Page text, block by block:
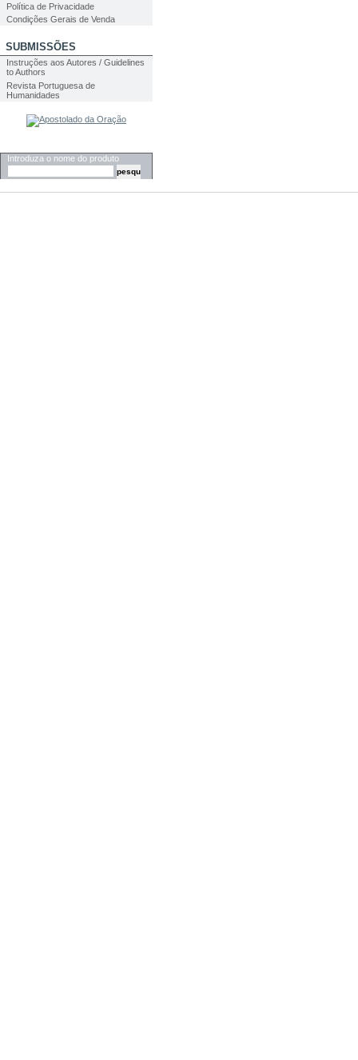
Política de Privacidade
Condições Gerais de Venda
SUBMISSÕES
Instruções aos Autores / Guidelines
to Authors
Revista Portuguesa de
Humanidades
Introduza o nome do produto